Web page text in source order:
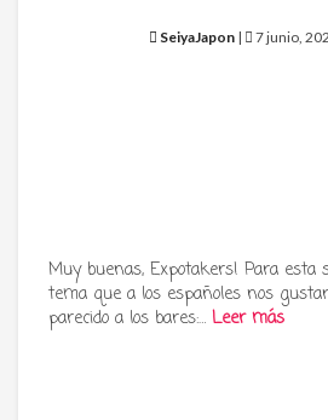
SeiyaJapon | 7 junio,
Muy buenas, Expotakers! Para
tema que a los españoles nos
parecido a los bares:… Leer más